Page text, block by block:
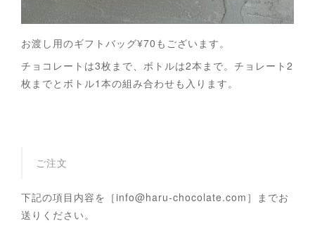
お渡し用のギフトバッグ¥70もございます。
チョコレートは3枚まで、ボトルは2本まで。チョレート2
枚までとボトル1本の組み合わせも入ります。
ご注文
下記の項目内容を［info@haru-chocolate.com］までお
送りください。